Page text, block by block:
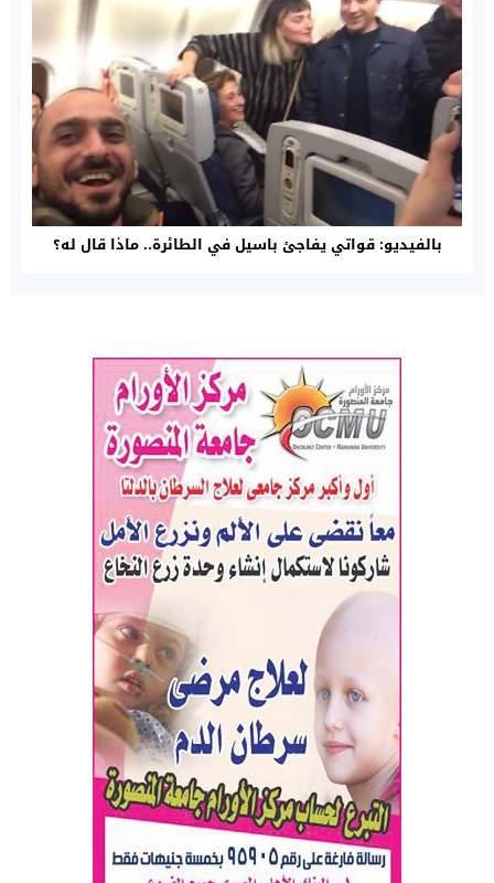
بالفيديو: قواتي يفاجئ باسيل في الطائرة.. ماذا قال له؟